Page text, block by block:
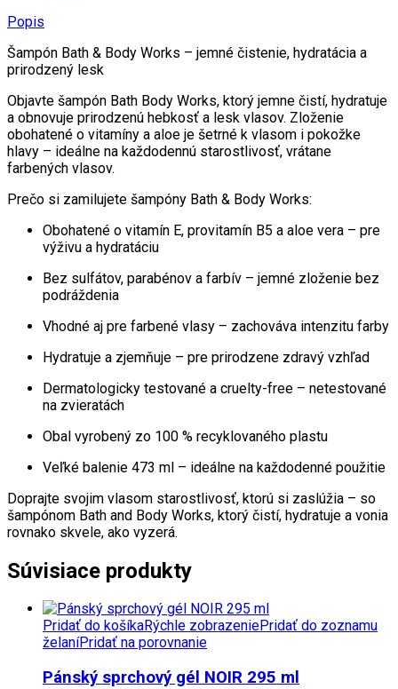
Popis
Šampón Bath & Body Works – jemné čistenie, hydratácia a
prirodzený lesk
Objavte šampón Bath Body Works, ktorý jemne čistí, hydratuje
a obnovuje prirodzenú hebkosť a lesk vlasov. Zloženie
obohatené o vitamíny a aloe je šetrné k vlasom i pokožke
hlavy – ideálne na každodennú starostlivosť, vrátane
farbených vlasov.
Prečo si zamilujete šampóny Bath & Body Works:
Obohatené o vitamín E, provitamín B5 a aloe vera – pre
výživu a hydratáciu
Bez sulfátov, parabénov a farbív – jemné zloženie bez
podráždenia
Vhodné aj pre farbené vlasy – zachováva intenzitu farby
Hydratuje a zjemňuje – pre prirodzene zdravý vzhľad
Dermatologicky testované a cruelty-free – netestované
na zvieratách
Obal vyrobený zo 100 % recyklovaného plastu
Veľké balenie 473 ml – ideálne na každodenné použitie
Doprajte svojim vlasom starostlivosť, ktorú si zaslúžia – so
šampónom Bath and Body Works, ktorý čistí, hydratuje a vonia
rovnako skvele, ako vyzerá.
Súvisiace produkty
Pridať do košíkaRýchle zobrazeniePridať do zoznamu
želaníPridať na porovnanie
Pánský sprchový gél NOIR 295 ml